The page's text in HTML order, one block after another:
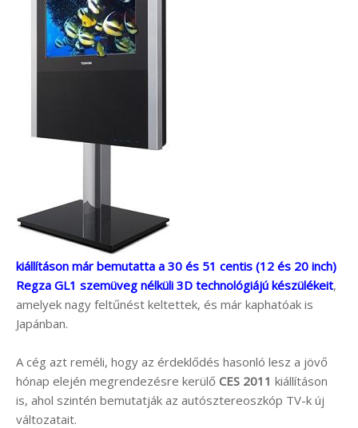
kiállításon már bemutatta a 30 és 51 centis (12 és 20 inch)
Regza GL1 szemüveg nélküli 3D technológiájú készülékeit,
amelyek nagy feltűnést keltettek, és már kaphatóak is
Japánban.
A cég azt reméli, hogy az érdeklődés hasonló lesz a jövő
hónap elején megrendezésre kerülő CES 2011 kiállításon
is, ahol szintén bemutatják az autósztereoszkóp TV-k új
változatait.